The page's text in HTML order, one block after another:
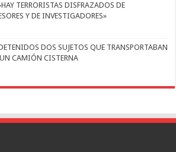
TERRORISTAS DISFRAZADOS DE
Y DE INVESTIGADORES»
DOS SUJETOS QUE TRANSPORTABAN
CAMIÓN CISTERNA